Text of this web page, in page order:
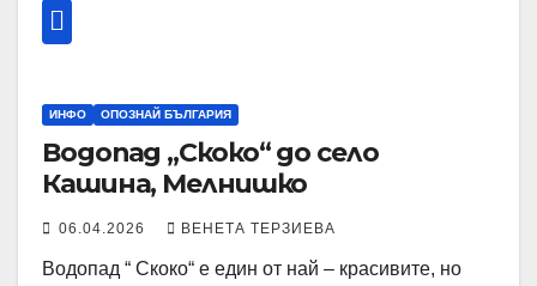
ИНФО ОПОЗНАЙ БЪЛГАРИЯ
Водопад „Скоко“ до село
Кашина, Мелнишко
06.04.2026 ВЕНЕТА ТЕРЗИЕВА
Водопад “ Скоко“ е един от най – красивите, но